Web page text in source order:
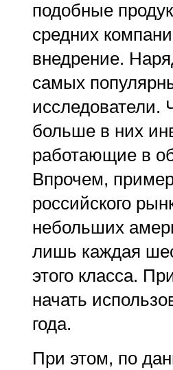
подобные
средних
внедрение.
самых
исследователи.
больше в них
работающие в
Впрочем,
российского
небольших
лишь каждая
этого класса.
начать
года.
При этом, по